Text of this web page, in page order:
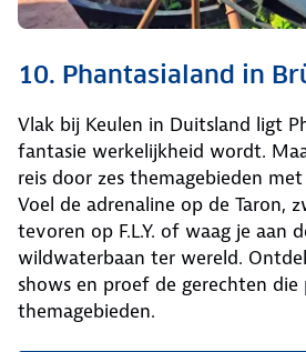
10. Phantasialand in
Vlak bij Keulen in Duitsland ligt
fantasie werkelijkheid wordt.
reis door zes themagebieden
Voel de adrenaline op de Taron,
tevoren op F.L.Y. of waag je aan
wildwaterbaan ter wereld.
shows en proef de gerechten die
themagebieden.